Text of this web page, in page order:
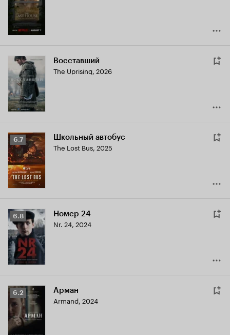
Восставший
The Uprising, 2026
Рейтинг
Кинопоиска
6.7
6.7 Школьный автобус
The Lost Bus, 2025
Рейтинг
Кинопоиска
6.8
6.8 Номер 24
Nr. 24, 2024
Рейтинг
Кинопоиска
6.2
6.2 Арман
Armand, 2024